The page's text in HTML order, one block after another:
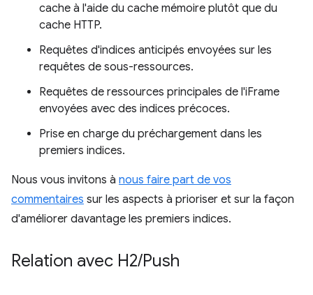
cache à l'aide du cache mémoire plutôt que du
cache HTTP.
Requêtes d'indices anticipés envoyées sur les
requêtes de sous-ressources.
Requêtes de ressources principales de l'iFrame
envoyées avec des indices précoces.
Prise en charge du préchargement dans les
premiers indices.
Nous vous invitons à nous faire part de vos
commentaires sur les aspects à prioriser et sur la façon
d'améliorer davantage les premiers indices.
Relation avec H2/Push